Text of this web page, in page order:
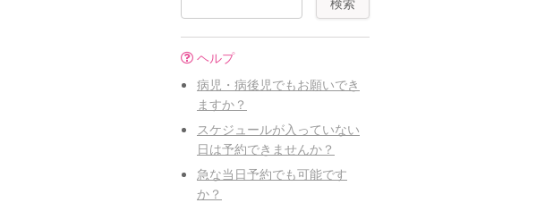
ヘルプ
病児・病後児でもお願いでき
ますか？
スケジュールが入っていない
日は予約できませんか？
急な当日予約でも可能です
か？